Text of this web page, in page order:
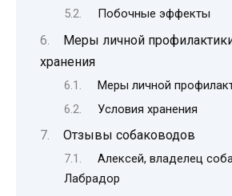
Побочные эффекты
Меры личной
хранения
Меры личной
Условия хранения
Отзывы собаководов
Алексей, владелец
Лабрадор